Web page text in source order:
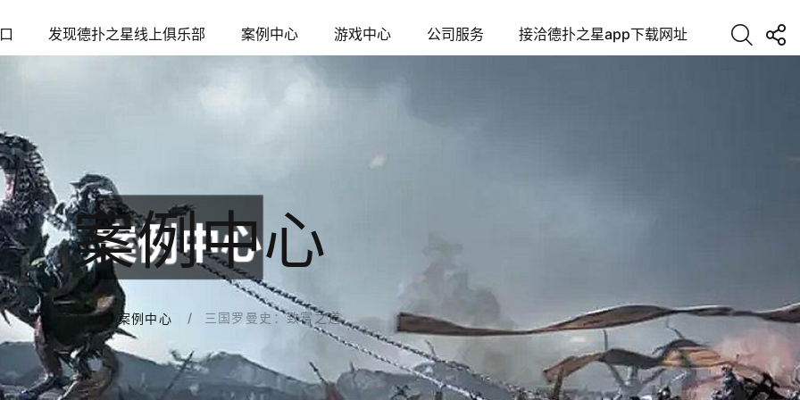
发现德扑之星线上俱乐部 案例中心 游戏中心 公司服务 接洽德扑之星app下载网址
案例中心
首页 案例中心 三国罗曼史：致富之道